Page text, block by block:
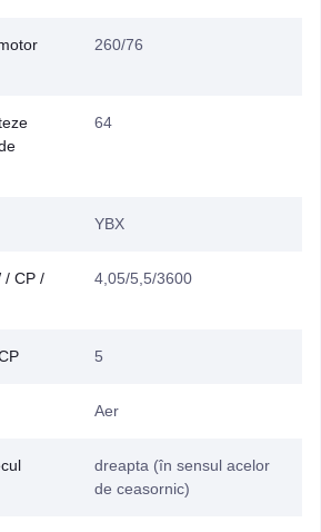
260/76
64
YBX
/ CP /
4,05/5,5/3600
5
Aer
dreapta (în sensul acelor
de ceasornic)